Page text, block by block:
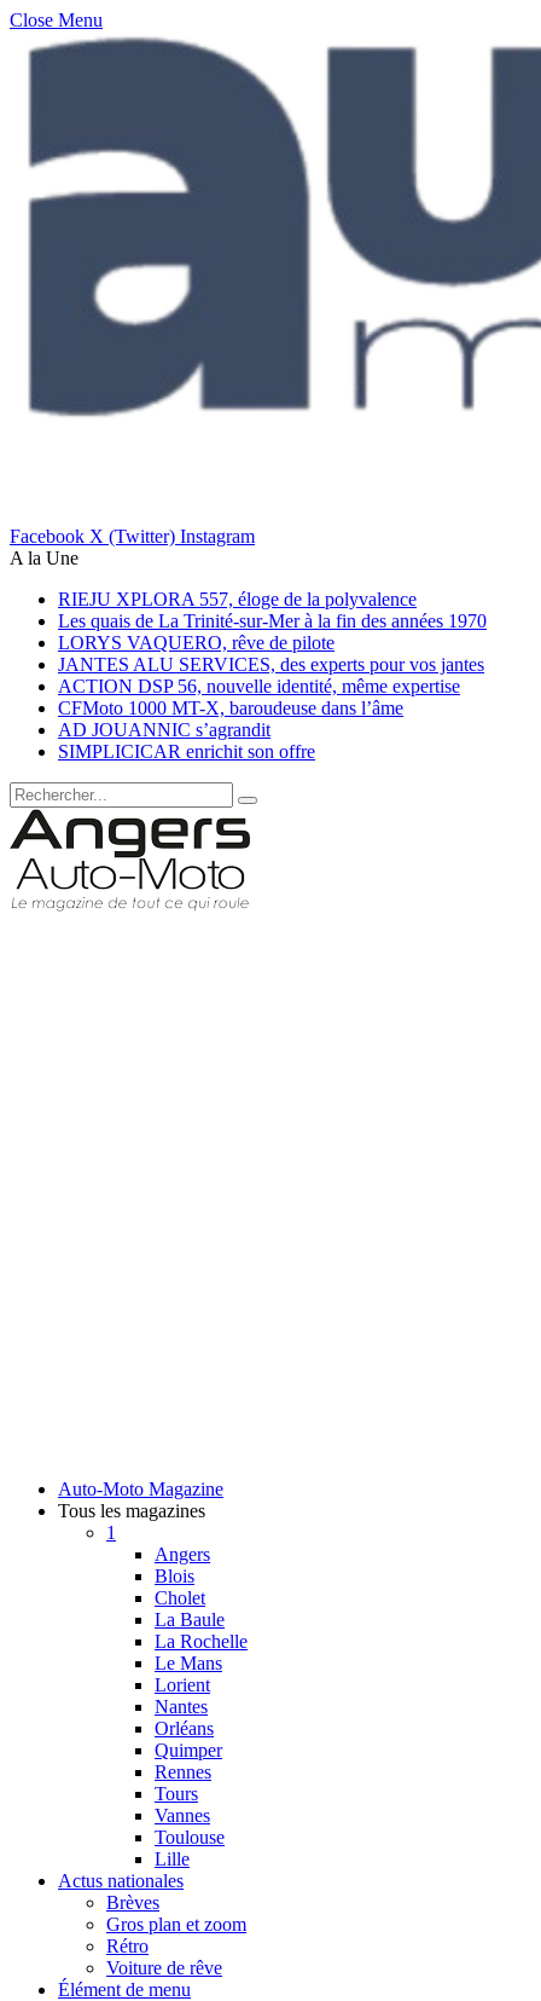
Close Menu
Facebook X (Twitter) Instagram
A la Une
RIEJU XPLORA 557, éloge de la polyvalence
Les quais de La Trinité-sur-Mer à la fin des années 1970
LORYS VAQUERO, rêve de pilote
JANTES ALU SERVICES, des experts pour vos jantes
ACTION DSP 56, nouvelle identité, même expertise
CFMoto 1000 MT-X, baroudeuse dans l’âme
AD JOUANNIC s’agrandit
SIMPLICICAR enrichit son offre
Auto-Moto Magazine
Tous les magazines
1
Angers
Blois
Cholet
La Baule
La Rochelle
Le Mans
Lorient
Nantes
Orléans
Quimper
Rennes
Tours
Vannes
Toulouse
Lille
Actus nationales
Brèves
Gros plan et zoom
Rétro
Voiture de rêve
Élément de menu